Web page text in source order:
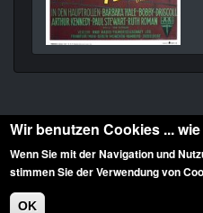
Diese Website ist urheberrechtlich
Rechte vorbehalten.
Wir benutzen Cookies ...
Wenn Sie mit der Navigation und
stimmen Sie der Verwendung von
OK